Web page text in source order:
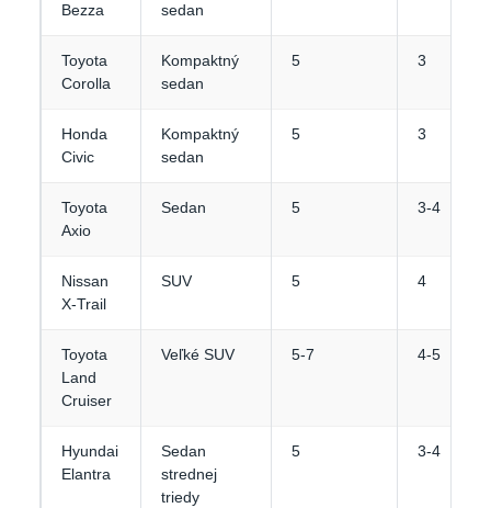
Bezza
sedan
Toyota
Corolla
Kompaktný
sedan
5 3
Honda
Civic
Kompaktný
sedan
5 3
Toyota
Axio
Sedan 5 3-4
Nissan
X-Trail
SUV 5 4
Toyota
Land
Cruiser
Veľké SUV 5-7 4-5
Hyundai
Elantra
Sedan
strednej
triedy
5 3-4